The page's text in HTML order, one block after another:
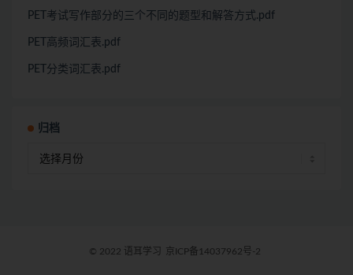
PET考试写作部分的三个不同的题型和解答方式.pdf
PET高频词汇表.pdf
PET分类词汇表.pdf
归档
© 2022 语耳学习 京ICP备14037962号-2